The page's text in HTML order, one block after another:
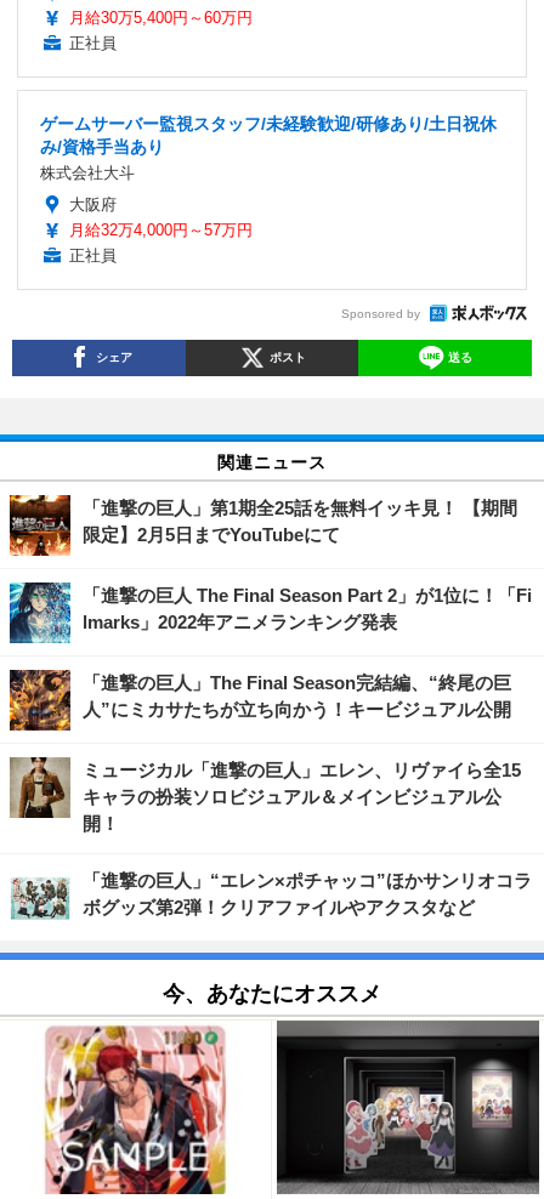
月給30万5,400円～60万円
正社員
ゲームサーバー監視スタッフ/未経験歓迎/研修あり/土日祝休
み/資格手当あり
株式会社大斗
大阪府
月給32万4,000円～57万円
正社員
Sponsored by
シェア ポスト 送る
関連ニュース
「進撃の巨人」第1期全25話を無料イッキ見！ 【期間
限定】2月5日までYouTubeにて
「進撃の巨人 The Final Season Part 2」が1位に！「Fi
lmarks」2022年アニメランキング発表
「進撃の巨人」The Final Season完結編、“終尾の巨
人”にミカサたちが立ち向かう！キービジュアル公開
ミュージカル「進撃の巨人」エレン、リヴァイら全15
キャラの扮装ソロビジュアル＆メインビジュアル公
開！
「進撃の巨人」“エレン×ポチャッコ”ほかサンリオコラ
ボグッズ第2弾！クリアファイルやアクスタなど
今、あなたにオススメ